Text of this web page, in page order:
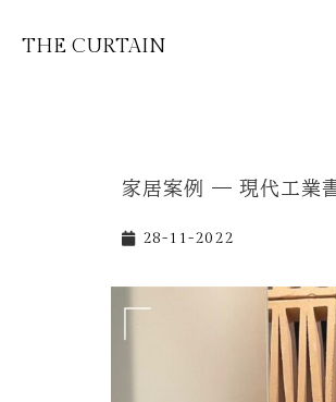
THE CURTAIN
家居案例 — 現代工業
28-11-2022